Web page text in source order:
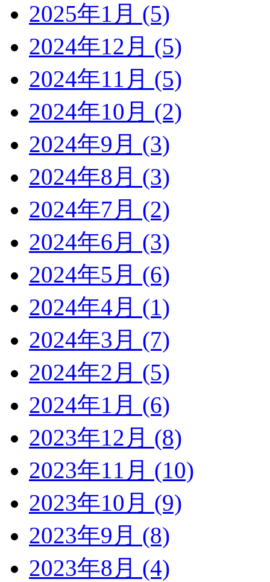
2025年1月 (5)
2024年12月 (5)
2024年11月 (5)
2024年10月 (2)
2024年9月 (3)
2024年8月 (3)
2024年7月 (2)
2024年6月 (3)
2024年5月 (6)
2024年4月 (1)
2024年3月 (7)
2024年2月 (5)
2024年1月 (6)
2023年12月 (8)
2023年11月 (10)
2023年10月 (9)
2023年9月 (8)
2023年8月 (4)